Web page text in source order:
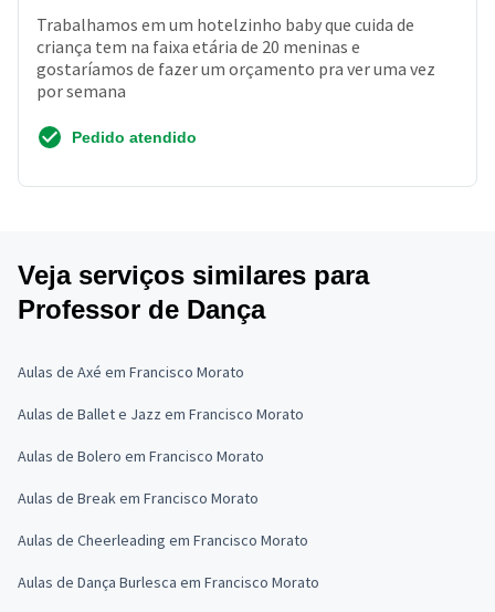
Trabalhamos em um hotelzinho baby que cuida de
criança tem na faixa etária de 20 meninas e
gostaríamos de fazer um orçamento pra ver uma vez
por semana
Pedido atendido
Veja serviços similares para
Professor de Dança
Aulas de Axé em Francisco Morato
Aulas de Ballet e Jazz em Francisco Morato
Aulas de Bolero em Francisco Morato
Aulas de Break em Francisco Morato
Aulas de Cheerleading em Francisco Morato
Aulas de Dança Burlesca em Francisco Morato